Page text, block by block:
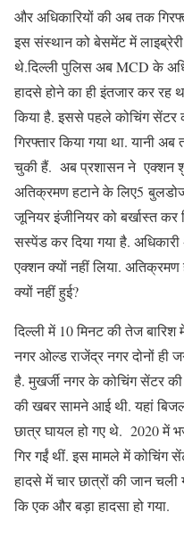
और अधिकारियों की अब तक
इस संस्थान को बेसमेंट में
थे.दिल्ली पुलिस अब MCD के
हादसे होने का ही इंतजार कर रह
किया है. इससे पहले कोचिंग सेंटर
गिरफ्तार किया गया था. यानी
चुकी हैं. अब प्रशासन ने एक्शन
अतिक्रमण हटाने के लिए5
जूनियर इंजीनियर को बर्खास्त
सस्पेंड कर दिया गया है.
एक्शन क्यों नहीं लिया.
क्यों नहीं हुई?
दिल्ली में 10 मिनट की तेज बारिश
नगर ओल्ड राजेंद्र नगर दोनों ही
है. मुखर्जी नगर के कोचिंग सेंटर
की खबर सामने आई थी. यहां
छात्र घायल हो गए थे. 2020 में
गिर गईं थीं. इस मामले में कोचिंग
हादसे में चार छात्रों की जान
कि एक और बड़ा हादसा हो गया.